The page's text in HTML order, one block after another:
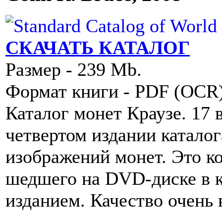
СКАЧАТЬ КАТАЛОГ
Размер - 239 Mb.
Формат книги - PDF
Каталог монет Краузе. 17
четвертом издании
изображений монет. Это
шедшего на DVD-диске в
изданием. Качество очень